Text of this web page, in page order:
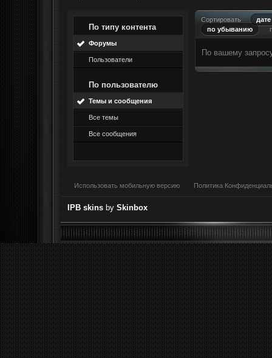
По типу контента
Форумы
Пользователи
По пользователю
Темы и сообщения
Все темы
Все сообщения
Сортировать
по убыванию
По вашему
Использовать мобильную версию Политика
IPB skins by Skinbox